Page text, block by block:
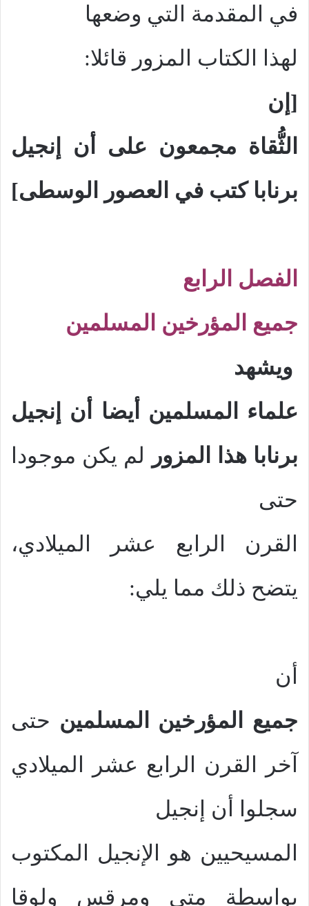
في المقدمة التي وضعها
لهذا الكتاب المزور قائلا:
[إن
الثُّقاة مجمعون على أن إنجيل
برنابا كتب في العصور الوسطى]
الفصل الرابع
جميع المؤرخين المسلمين
ويشهد
علماء المسلمين أيضا أن إنجيل
برنابا هذا المزور
لم يكن موجودا
حتى
القرن الرابع عشر الميلادي،
يتضح ذلك مما يلي:
أن
جميع المؤرخين المسلمين حتى
آخر القرن الرابع عشر الميلادي
سجلوا أن إنجيل
المسيحيين هو الإنجيل المكتوب
بواسطة متى ومرقس ولوقا